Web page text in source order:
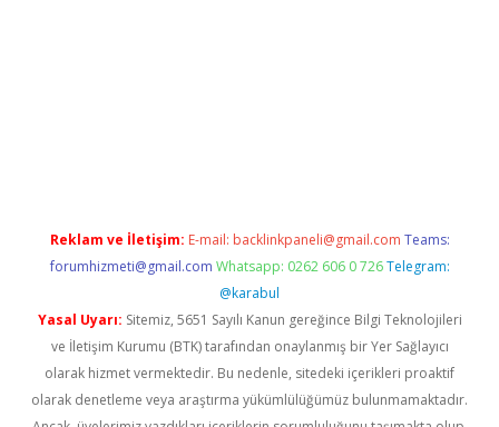
Reklam ve İletişim: E-mail: backlinkpaneli@gmail.com Teams:
forumhizmeti@gmail.com Whatsapp: 0262 606 0 726 Telegram:
@karabul
Yasal Uyarı: Sitemiz, 5651 Sayılı Kanun gereğince Bilgi Teknolojileri
ve İletişim Kurumu (BTK) tarafından onaylanmış bir Yer Sağlayıcı
olarak hizmet vermektedir. Bu nedenle, sitedeki içerikleri proaktif
olarak denetleme veya araştırma yükümlülüğümüz bulunmamaktadır.